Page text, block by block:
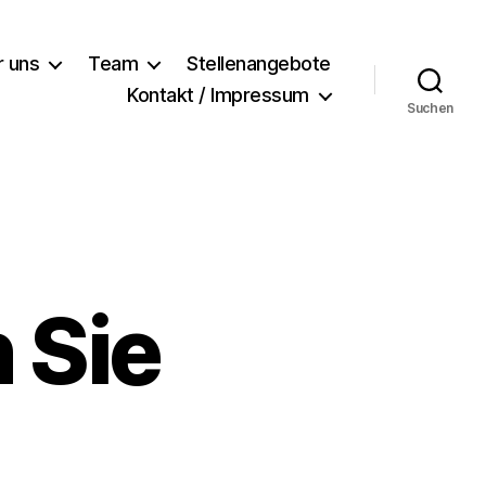
uns Team
Stellenangebote
Kontakt / Impressum
Suchen
Sie